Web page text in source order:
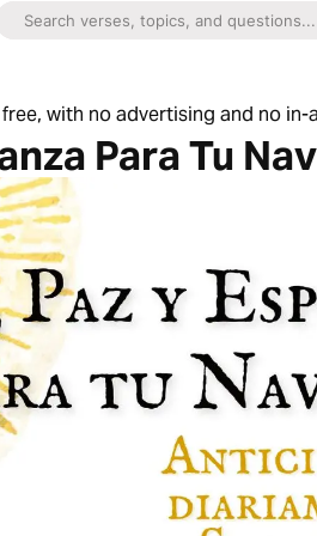
with no advertising and no in-
Para Tu